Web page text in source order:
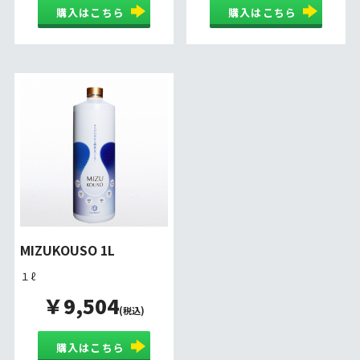
購入はこちら 購入はこちら
MIZUKOUSO 1L
１ℓ
￥9,504(税込)
購入はこちら